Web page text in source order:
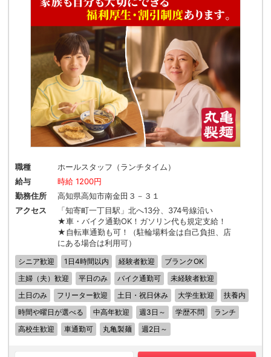
職種
ホールスタッフ（ランチタイム）
給与
時給 1200円
勤務住所
高知県高知市南金田３－３１
アクセス
「知寄町一丁目駅」北へ13分、374号線沿い
★車・バイク通勤OK！ガソリン代も規定支給！
★自転車通勤も可！（駐輪場料金は自己負担、店
にある場合は利用可）
シニア歓迎 1日4時間以内 経験者歓迎
ブランクOK
主婦（夫）歓迎
平日のみ バイク通勤可
未経験者歓迎
土日のみ
フリーター歓迎 土日・祝日休み 大学生歓迎
扶養内
時間や曜日が選べる
中高年歓迎 週3日～ 学歴不問
ランチ
高校生歓迎
車通勤可 丸亀製麺 週2日～